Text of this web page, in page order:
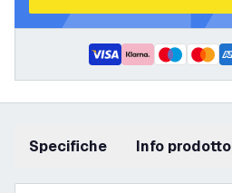
Specifiche info prodotto